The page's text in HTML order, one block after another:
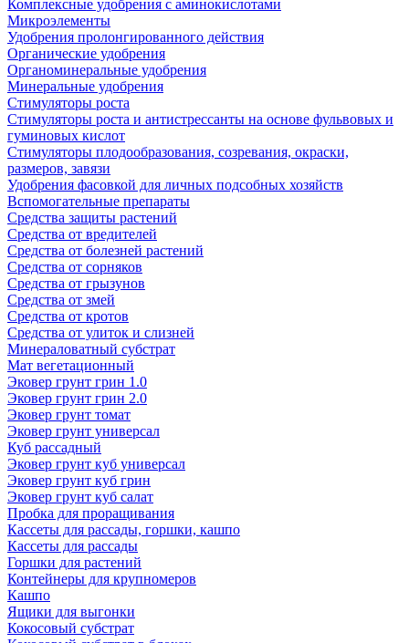
Комплексные удобрения с аминокислотами
Микроэлементы
Удобрения пролонгированного действия
Органические удобрения
Органоминеральные удобрения
Минеральные удобрения
Стимуляторы роста
Стимуляторы роста и антистрессанты на основе фульвовых и
гуминовых кислот
Стимуляторы плодообразования, созревания, окраски,
размеров, завязи
Удобрения фасовкой для личных подсобных хозяйств
Вспомогательные препараты
Средства защиты растений
Средства от вредителей
Средства от болезней растений
Средства от сорняков
Средства от грызунов
Средства от змей
Средства от кротов
Средства от улиток и слизней
Минераловатный субстрат
Мат вегетационный
Эковер грунт грин 1.0
Эковер грунт грин 2.0
Эковер грунт томат
Эковер грунт универсал
Куб рассадный
Эковер грунт куб универсал
Эковер грунт куб грин
Эковер грунт куб салат
Пробка для проращивания
Кассеты для рассады, горшки, кашпо
Кассеты для рассады
Горшки для растений
Контейнеры для крупномеров
Кашпо
Ящики для выгонки
Кокосовый субстрат